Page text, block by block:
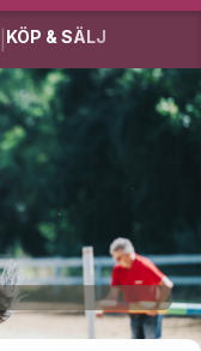
KÖP & SÄLJ